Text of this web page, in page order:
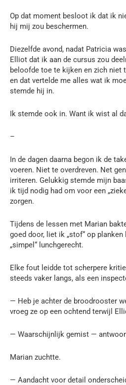
Op dat moment besloot ik dat ik
hij mij zou beschermen.
Diezelfde avond, nadat Patricia
Elliot dat ik aan de cursus zou
beloofde toe te kijken en zich niet
en dat vertelde me alles wat ik
stemde hij in.
Ik stemde ook in. Want ik wist al
–
In de dagen daarna begon ik de
voeren. Niet te overdreven. Net
irriteren. Gelukkig stemde mijn
ik tijd nodig had om voor een
zorgen.
Tijdens de lessen met Marian
goed door, liet ik „stof“ op
„simpel“ lunchgerecht.
Elke fout leidde tot scherpere
steeds vaker langs, als een
— Heb je achter de broodrooster
vroeg ze op een ochtend terwijl
— Waarschijnlijk gemist —
Marian zuchtte.
— Aandacht voor detail